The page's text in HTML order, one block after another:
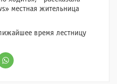
местная жительница
время лестницу